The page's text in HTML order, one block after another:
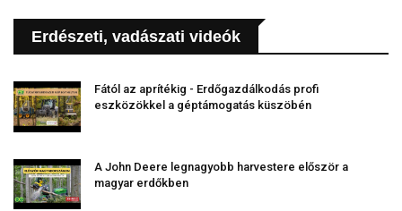
Erdészeti, vadászati videók
Fától az aprítékig - Erdőgazdálkodás profi
eszközökkel a géptámogatás küszöbén
A John Deere legnagyobb harvestere először a
magyar erdőkben